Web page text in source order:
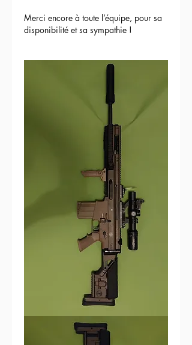
Merci encore à toute l’équipe, pour sa
disponibilité et sa sympathie !